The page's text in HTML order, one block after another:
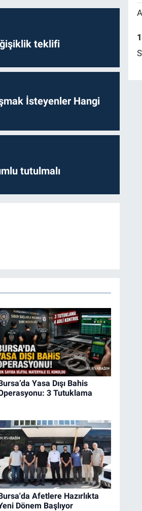
teklifi
İsteyenler Hangi
tutulmalı
Yasa Dışı Bahis
3 Tutuklama
Afetlere Hazırlıkta
Dönem Başlıyor